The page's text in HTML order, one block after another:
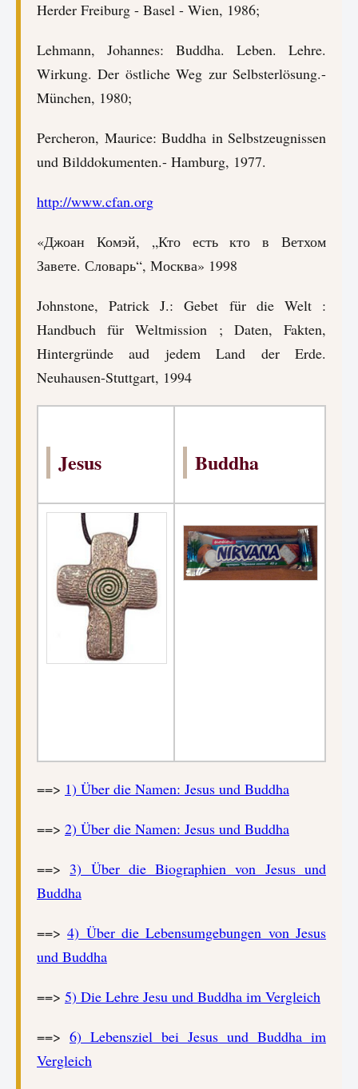
Herder Freiburg - Basel - Wien, 1986;
Lehmann, Johannes: Buddha. Leben. Lehre.
Wirkung. Der östliche Weg zur Selbsterlösung.-
München, 1980;
Percheron, Maurice: Buddha in Selbstzeugnissen
und Bilddokumenten.- Hamburg, 1977.
http://www.cfan.org
«Джоан Комэй, „Кто есть кто в Ветхом
Завете. Словарь“, Москва» 1998
Johnstone, Patrick J.: Gebet für die Welt :
Handbuch für Weltmission ; Daten, Fakten,
Hintergründe aud jedem Land der Erde.
Neuhausen-Stuttgart, 1994
Jesus Buddha
==> 1) Über die Namen: Jesus und Buddha
==> 2) Über die Namen: Jesus und Buddha
==> 3) Über die Biographien von Jesus und
Buddha
==>4) Über die Lebensumgebungen von Jesus
und Buddha
==> 5) Die Lehre Jesu und Buddha im Vergleich
==> 6) Lebensziel bei Jesus und Buddha im
Vergleich